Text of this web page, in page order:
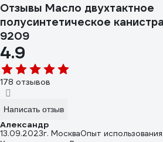
Отзывы Масло двухтактное
полусинтетическое
9209
4.9
178 отзывов
Написать отзыв
Александр
13.09.2023г. МоскваОпыт